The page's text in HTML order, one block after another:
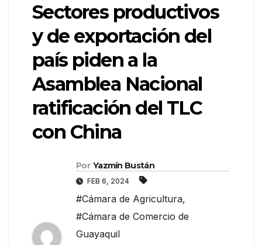
Sectores productivos
y de exportación del
país piden a la
Asamblea Nacional
ratificación del TLC
con China
Por Yazmín Bustán
FEB 6, 2024
#Cámara de Agricultura,
#Cámara de Comercio de
Guayaquil